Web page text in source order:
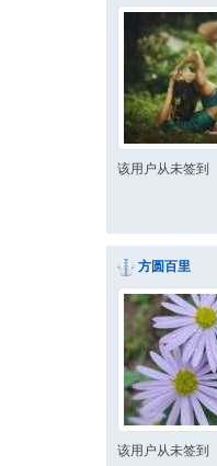
该用户从未签到
方圆百里
该用户从未签到